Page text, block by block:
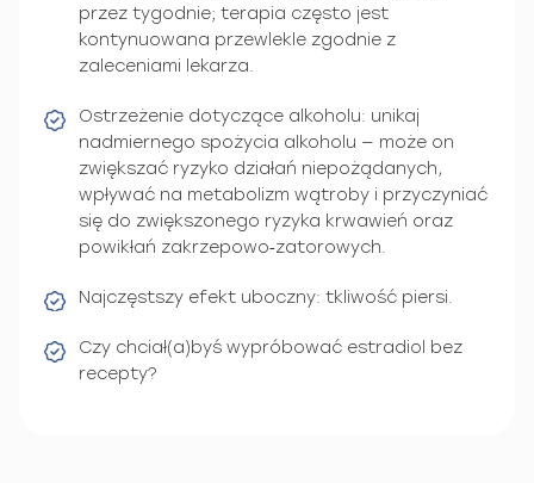
przez tygodnie; terapia często jest
kontynuowana przewlekle zgodnie z
zaleceniami lekarza.
Ostrzeżenie dotyczące alkoholu: unikaj
nadmiernego spożycia alkoholu — może on
zwiększać ryzyko działań niepożądanych,
wpływać na metabolizm wątroby i przyczyniać
się do zwiększonego ryzyka krwawień oraz
powikłań zakrzepowo‑zatorowych.
Najczęstszy efekt uboczny: tkliwość piersi.
Czy chciał(a)byś wypróbować estradiol bez
recepty?